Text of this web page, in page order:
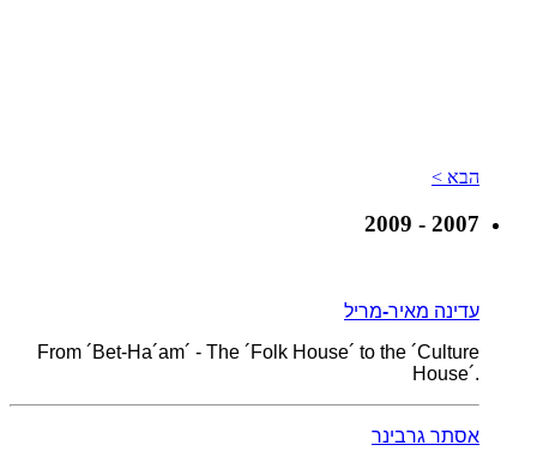
הבא >
2007 - 2009
עדינה מאיר-מריל
From ´Bet-Ha´am´ - The ´Folk House´ to the ´Culture
House´.
אסתר גרבינר